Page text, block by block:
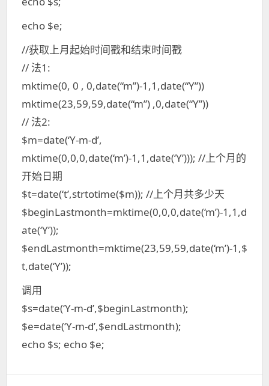
echo $e;
//获取上月起始时间戳和结束时间戳
// 法1:
mktime(0, 0 , 0,date(“m”)-1,1,date(“Y”))
mktime(23,59,59,date(“m”) ,0,date(“Y”))
// 法2:
$m=date(‘Y-m-d’,
mktime(0,0,0,date(‘m’)-1,1,date(‘Y’))); //上个月的
开始日期
$t=date(‘t’,strtotime($m)); //上个月共多少天
$beginLastmonth=mktime(0,0,0,date(‘m’)-1,1,d
ate(‘Y’));
$endLastmonth=mktime(23,59,59,date(‘m’)-1,$
t,date(‘Y’));
调用
$s=date(‘Y-m-d’,$beginLastmonth);
$e=date(‘Y-m-d’,$endLastmonth);
echo $s; echo $e;